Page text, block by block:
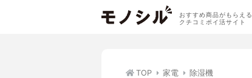
おすすめ商品がもらえる
クチコミポイ活サイト
TOP 家電 除湿機